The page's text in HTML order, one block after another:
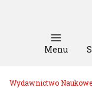
Menu
Wydawnictwo